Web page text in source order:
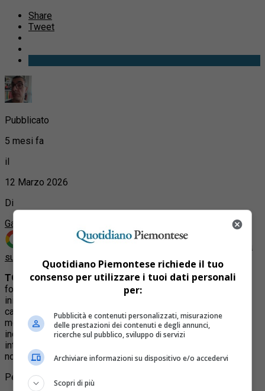
Share
Tweet
Pubblicato
5 mesi fa
il
12 Marzo 2026
Di
Gabriele Farina
Aggiungi Quotidiano Piemontese come
su Google
TORINO– Colazione, musica e pista da ballo. È questa la
formula del
, la nuova tendenza che sta
iniziando a diffondersi anche a Torino e che mescola
cappuccino e dj-set trasformando la domenica mattina in un
momento di socialità e divertimento. Un fenomeno che
incuriosisce il pubblico ma che, allo stesso tempo, solleva
interrogativi tra gli operatori del settore sulla cornice
normativa entro cui questi eventi vengono organizzati.
Per approfondire:
Quotidiano Piemontese richiede il tuo
consenso per utilizzare i tuoi dati personali
per:
Pubblicità e contenuti personalizzati, misurazione
delle prestazioni dei contenuti e degli annunci,
ricerche sul pubblico, sviluppo di servizi
Archiviare informazioni su dispositivo e/o accedervi
Scopri di più